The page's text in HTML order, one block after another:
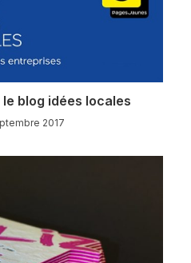
le blog idées locales
2017